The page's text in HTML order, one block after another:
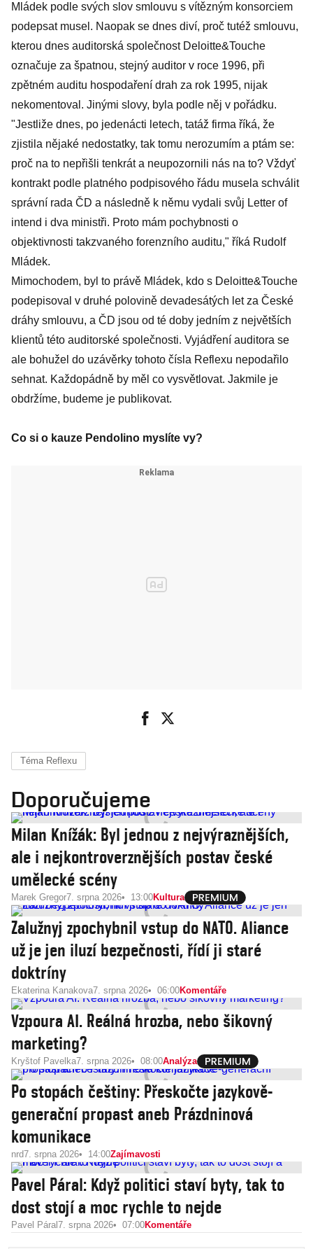
Mládek podle svých slov smlouvu s vítězným konsorciem
podepsat musel. Naopak se dnes diví, proč tutéž smlouvu,
kterou dnes auditorská společnost Deloitte&Touche
označuje za špatnou, stejný auditor v roce 1996, při
zpětném auditu hospodaření drah za rok 1995, nijak
nekomentoval. Jinými slovy, byla podle něj v pořádku.
"Jestliže dnes, po jedenácti letech, tatáž firma říká, že
zjistila nějaké nedostatky, tak tomu nerozumím a ptám se:
proč na to nepřišli tenkrát a neupozornili nás na to? Vždyť
kontrakt podle platného podpisového řádu musela schválit
správní rada ČD a následně k němu vydali svůj Letter of
intend i dva ministři. Proto mám pochybnosti o
objektivnosti takzvaného forenzního auditu," říká Rudolf
Mládek.
Mimochodem, byl to právě Mládek, kdo s Deloitte&Touche
podepisoval v druhé polovině devadesátých let za České
dráhy smlouvu, a ČD jsou od té doby jedním z největších
klientů této auditorské společnosti. Vyjádření auditora se
ale bohužel do uzávěrky tohoto čísla Reflexu nepodařilo
sehnat. Každopádně by měl co vysvětlovat. Jakmile je
obdržíme, budeme je publikovat.
Co si o kauze Pendolino myslíte vy?
Téma Reflexu
Doporučujeme
Milan Knížák: Byl jednou z nejvýraznějších,
ale i nejkontroverznějších postav české
umělecké scény
Marek Gregor7. srpna 2026 13:00Kultura
Zalužnyj zpochybnil vstup do NATO. Aliance
už je jen iluzí bezpečnosti, řídí ji staré
doktríny
Ekaterina Kanakova7. srpna 2026 06:00Komentáře
Vzpoura AI. Reálná hrozba, nebo šikovný
marketing?
Kryštof Pavelka7. srpna 2026 08:00Analýza
Po stopách češtiny: Přeskočte jazykově-
generační propast aneb Prázdninová
komunikace
nrd7. srpna 2026 14:00Zajímavosti
Pavel Páral: Když politici staví byty, tak to
dost stojí a moc rychle to nejde
Pavel Páral 7. srpna 2026 07:00Komentáře